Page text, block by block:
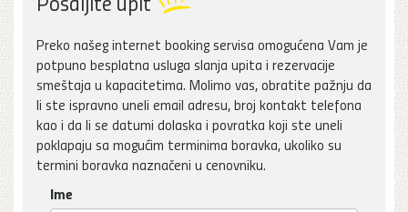
Preko našeg internet booking servisa omogućena Vam je
potpuno besplatna usluga slanja upita i rezervacije
smeštaja u kapacitetima. Molimo vas, obratite pažnju da
li ste ispravno uneli email adresu, broj kontakt telefona
kao i da li se datumi dolaska i povratka koji ste uneli
poklapaju sa mogućim terminima boravka, ukoliko su
termini boravka naznačeni u cenovniku.
Ime